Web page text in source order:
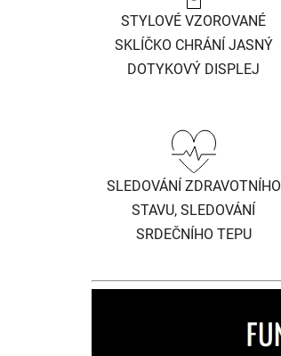
STYLOVÉ VZOROVANÉ
SKLÍČKO CHRÁNÍ JASNÝ
DOTYKOVÝ DISPLEJ
SLEDOVÁNÍ ZDRAVOTNÍHO
STAVU, SLEDOVÁNÍ
SRDEČNÍHO TEPU